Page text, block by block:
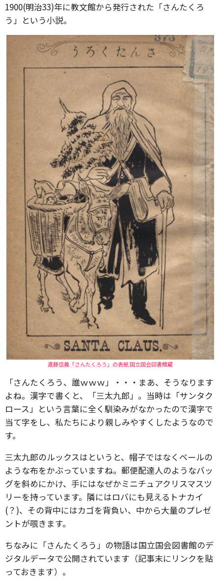
1900(明治33)年に教文館から発行された「さんたくろ
う」という小説。
進藤信義「さんたくろう」の表紙 国立国会図書館蔵
「さんたくろう、誰ｗｗｗ」・・・まあ、そうなります
よね。漢字で書くと、「三太九郎」。当時は「サンタク
ロース」という言葉に全く馴染みがなかったので漢字で
当て字をし、私たちにより親しみやすくしたようなので
す。
三太九郎のルックスはというと、帽子ではなくベールの
ような布をかぶっていますね。郵便配達人のようなバッ
グを斜めにかけ、手にはなぜかミニチュアクリスマスツ
リーを持っています。隣にはロバにも見えるトナカイ
(？)、その背中にはカゴを背負い、中から大量のプレゼ
ントが覗きます。
ちなみに「さんたくろう」の物語は国立国会図書館のデ
ジタルデータで公開されています（記事末にリンクを貼
っておきます）。